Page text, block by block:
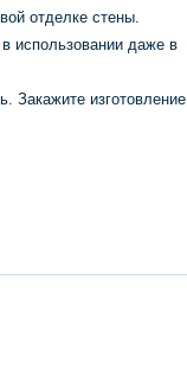
отделке стены.
использовании даже в
Закажите изготовление